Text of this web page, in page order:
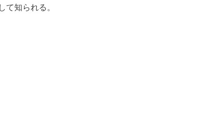
て知られる。